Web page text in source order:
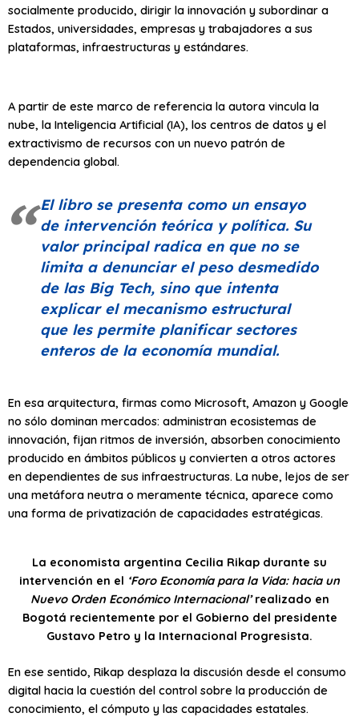
socialmente producido, dirigir la innovación y subordinar a
Estados, universidades, empresas y trabajadores a sus
plataformas, infraestructuras y estándares.
A partir de este marco de referencia la autora vincula la
nube, la Inteligencia Artificial (IA), los centros de datos y el
extractivismo de recursos con un nuevo patrón de
dependencia global.
El libro se presenta como un ensayo
de intervención teórica y política. Su
valor principal radica en que no se
limita a denunciar el peso desmedido
de las Big Tech, sino que intenta
explicar el mecanismo estructural
que les permite planificar sectores
enteros de la economía mundial.
En esa arquitectura, firmas como Microsoft, Amazon y Google
no sólo dominan mercados: administran ecosistemas de
innovación, fijan ritmos de inversión, absorben conocimiento
producido en ámbitos públicos y convierten a otros actores
en dependientes de sus infraestructuras. La nube, lejos de ser
una metáfora neutra o meramente técnica, aparece como
una forma de privatización de capacidades estratégicas.
La economista argentina Cecilia Rikap durante su
intervención en el ‘Foro Economía para la Vida: hacia un
Nuevo Orden Económico Internacional’realizado en
Bogotá recientemente por el Gobierno del presidente
Gustavo Petro y la Internacional Progresista.
En ese sentido, Rikap desplaza la discusión desde el consumo
digital hacia la cuestión del control sobre la producción de
conocimiento, el cómputo y las capacidades estatales.